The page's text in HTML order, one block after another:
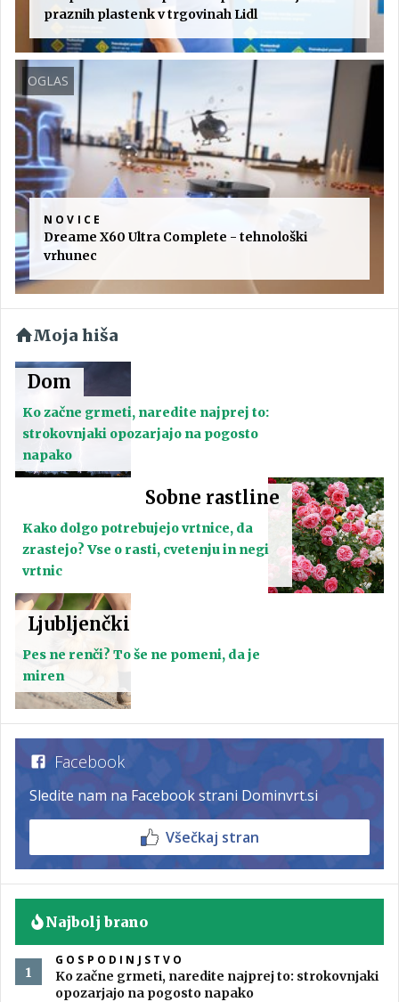
praznih plastenk v trgovinah Lidl
OGLAS
NOVICE
Dreame X60 Ultra Complete - tehnološki
vrhunec
Moja hiša
Dom
Ko začne grmeti, naredite najprej to:
strokovnjaki opozarjajo na pogosto
napako
Sobne rastline
Kako dolgo potrebujejo vrtnice, da
zrastejo? Vse o rasti, cvetenju in negi
vrtnic
Ljubljenčki
Pes ne renči? To še ne pomeni, da je
miren
Facebook
Sledite nam na Facebook strani Dominvrt.si
Všečkaj stran
Najbolj brano
GOSPODINJSTVO
Ko začne grmeti, naredite najprej to: strokovnjaki
opozarjajo na pogosto napako